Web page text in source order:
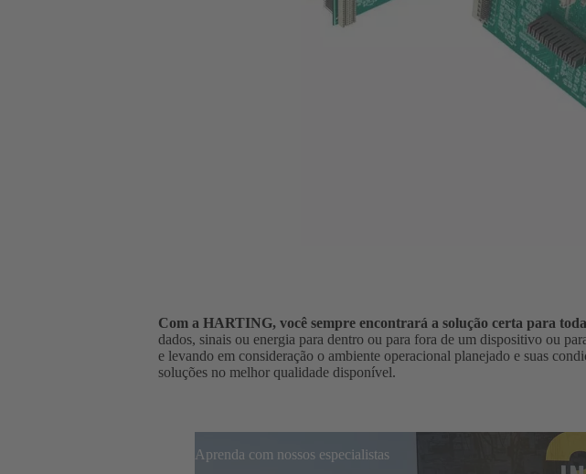
Com a HARTING, você sempre encontrará a solução certa para
dados, sinais ou energia para dentro ou para fora de um dispositivo ou
e levando em consideração o ambiente operacional planejado e suas
soluções no melhor qualidade disponível.
Aprenda com nossos especialistas